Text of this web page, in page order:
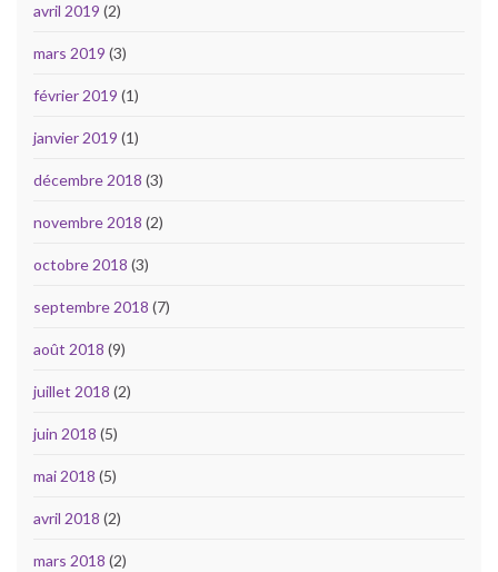
avril 2019 (2)
mars 2019 (3)
février 2019 (1)
janvier 2019 (1)
décembre 2018 (3)
novembre 2018 (2)
octobre 2018 (3)
septembre 2018 (7)
août 2018 (9)
juillet 2018 (2)
juin 2018 (5)
mai 2018 (5)
avril 2018 (2)
mars 2018 (2)